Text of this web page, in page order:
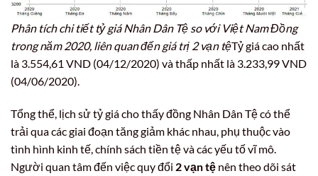
Phân tích chi tiết tỷ giá Nhân Dân Tệ so với Việt Nam Đồng
trong năm 2020, liên quan đến giá trị 2 vạn tệTỷ giá cao nhất
là 3.554,61 VND (04/12/2020) và thấp nhất là 3.233,99 VND
(04/06/2020).
Tổng thể, lịch sử tỷ giá cho thấy đồng Nhân Dân Tệ có thể
trải qua các giai đoạn tăng giảm khác nhau, phụ thuộc vào
tình hình kinh tế, chính sách tiền tệ và các yếu tố vĩ mô.
Người quan tâm đến việc quy đổi 2 vạn tệ nên theo dõi sát